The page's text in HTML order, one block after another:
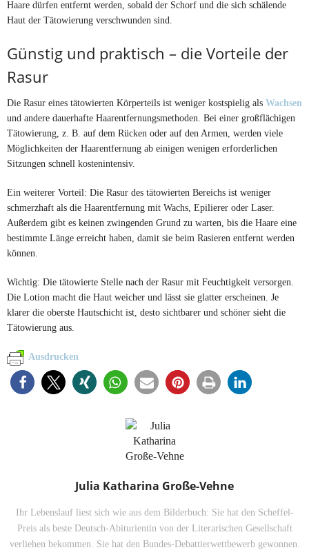
Haare dürfen entfernt werden, sobald der Schorf und die sich schälende
Haut der Tätowierung verschwunden sind.
Günstig und praktisch – die Vorteile der
Rasur
Die Rasur eines tätowierten Körperteils ist weniger kostspielig als Wachsen
und andere dauerhafte Haarentfernungsmethoden. Bei einer großflächigen
Tätowierung, z. B. auf dem Rücken oder auf den Armen, werden viele
Möglichkeiten der Haarentfernung ab einigen wenigen erforderlichen
Sitzungen schnell kostenintensiv.
Ein weiterer Vorteil: Die Rasur des tätowierten Bereichs ist weniger
schmerzhaft als die Haarentfernung mit Wachs, Epilierer oder Laser.
Außerdem gibt es keinen zwingenden Grund zu warten, bis die Haare eine
bestimmte Länge erreicht haben, damit sie beim Rasieren entfernt werden
können.
Wichtig: Die tätowierte Stelle nach der Rasur mit Feuchtigkeit versorgen.
Die Lotion macht die Haut weicher und lässt sie glatter erscheinen. Je
klarer die oberste Hautschicht ist, desto sichtbarer und schöner sieht die
Tätowierung aus.
Ausdrucken
Julia Katharina Große-Vehne
Ihr Lebenslauf liest sich wie aus dem Bilderbuch: Sie hat den Scheffel-
Preis als beste Deutsch-Abiturientin von der Literarischen Gesellschaft
verliehen bekommen. Sie hat den Bundes-Debattierwettbewerb gewonnen.